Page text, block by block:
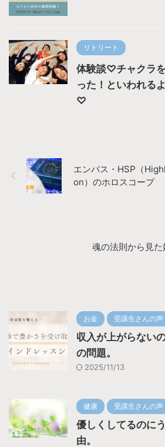
リトリート
体験談♡チャクラ
った！といわれる
♡
エンパス・HSP（
on）のホロスコープ
魂の法則から見
お金 受講生さんの声
収入が上がらない
の問題。
2025/11/13
健康 受講生さんの声
優しくしてるのに
由。